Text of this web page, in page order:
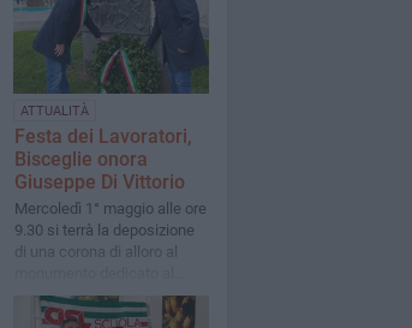
ATTUALITÀ
Festa dei Lavoratori,
Bisceglie onora
Giuseppe Di Vittorio
Mercoledì 1° maggio alle ore
9.30 si terrà la deposizione
di una corona di alloro al
sindacalista cerignolano in
piazza Vittorio Emanuele II